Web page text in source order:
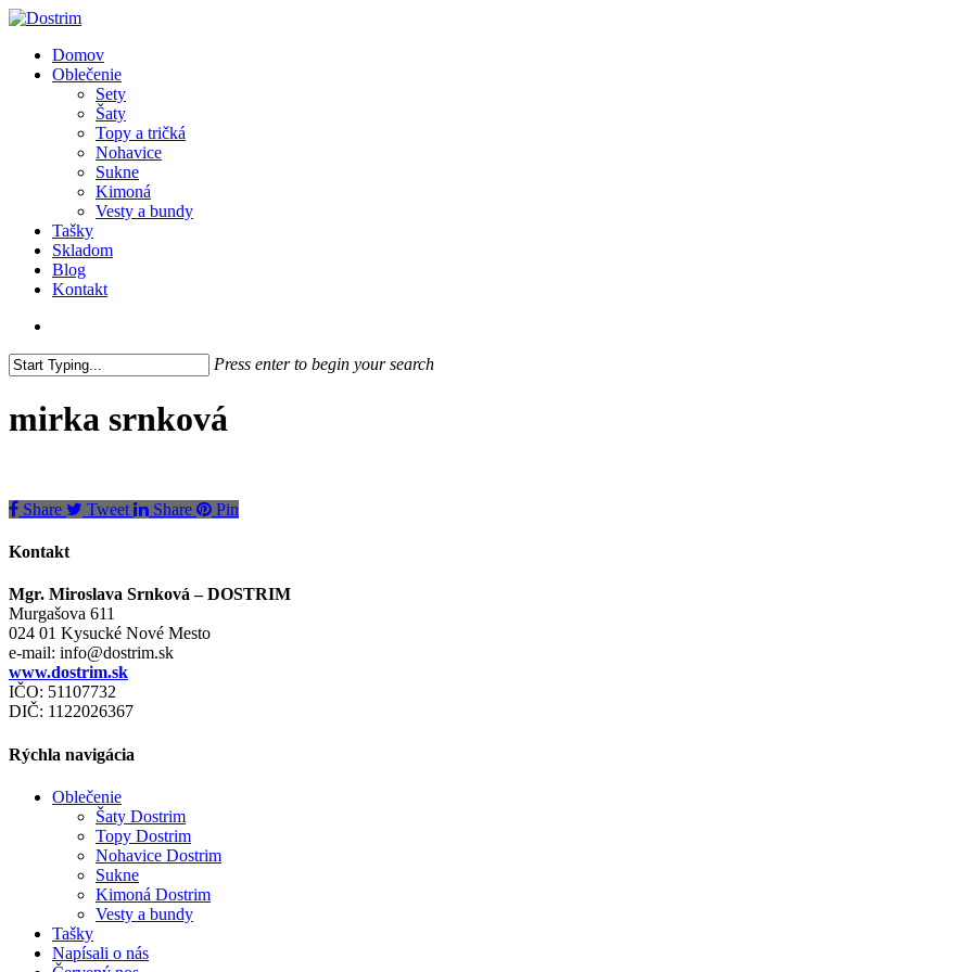
Skip
main
content
search
Menu
Domov
Oblečenie
Sety
Šaty
Topy a tričká
Nohavice
Sukne
Kimoná
Vesty a bundy
Tašky
Skladom
Blog
Kontakt
Press enter to begin your search
Search
mirka srnková
Share Tweet Share Pin
Kontakt
Mgr. Miroslava Srnková – DOSTRIM
Murgašova 611
024 01 Kysucké Nové Mesto
e-mail: info@dostrim.sk
www.dostrim.sk
IČO: 51107732
DIČ: 1122026367
Rýchla navigácia
Oblečenie
Šaty Dostrim
Topy Dostrim
Nohavice Dostrim
Sukne
Kimoná Dostrim
Vesty a bundy
Tašky
Napísali o nás